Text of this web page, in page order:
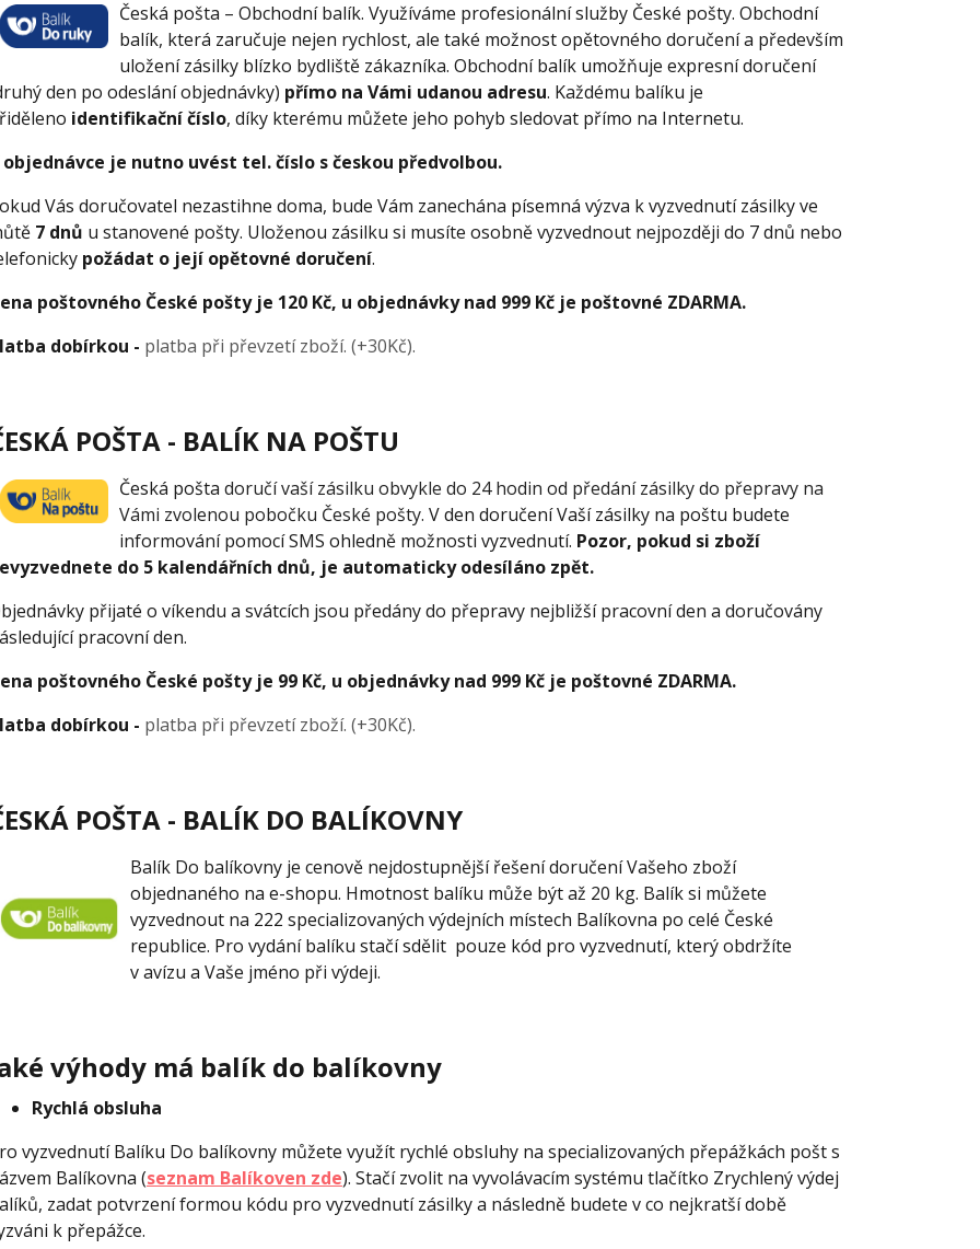
Česká pošta – Obchodní balík. Využíváme profesionální služby České pošty. Obchodní
balík, která zaručuje nejen rychlost, ale také možnost opětovného doručení a především
uložení zásilky blízko bydliště zákazníka. Obchodní balík umožňuje expresní doručení
den po odeslání objednávky) přímo na Vámi udanou adresu. Každému balíku je
identifikační číslo, díky kterému můžete jeho pohyb sledovat přímo na Internetu.
objednávce je nutno uvést tel. číslo s českou předvolbou.
Vás doručovatel nezastihne doma, bude Vám zanechána písemná výzva k vyzvednutí zásilky ve
7 dnů u stanovené pošty. Uloženou zásilku si musíte osobně vyzvednout nejpozději do 7 dnů nebo
požádat o její opětovné doručení.
poštovného České pošty je 120 Kč, u objednávky nad 999 Kč je poštovné ZDARMA.
dobírkou - platba při převzetí zboží. (+30Kč).
POŠTA - BALÍK NA POŠTU
Česká pošta doručí vaší zásilku obvykle do 24 hodin od předání zásilky do přepravy na
Vámi zvolenou pobočku České pošty. V den doručení Vaší zásilky na poštu budete
informování pomocí SMS ohledně možnosti vyzvednutí. Pozor, pokud si zboží
do 5 kalendářních dnů, je automaticky odesíláno zpět.
přijaté o víkendu a svátcích jsou předány do přepravy nejbližší pracovní den a doručovány
pracovní den.
poštovného České pošty je 99 Kč, u objednávky nad 999 Kč je poštovné ZDARMA.
dobírkou - platba při převzetí zboží. (+30Kč).
POŠTA - BALÍK DO BALÍKOVNY
Balík Do balíkovny je cenově nejdostupnější řešení doručení Vašeho zboží
objednaného na e-shopu. Hmotnost balíku může být až 20 kg. Balík si můžete
vyzvednout na 222 specializovaných výdejních místech Balíkovna po celé České
republice. Pro vydání balíku stačí sdělit pouze kód pro vyzvednutí, který obdržíte
v avízu a Vaše jméno při výdeji.
výhody má balík do balíkovny
Rychlá obsluha
vyzvednutí Balíku Do balíkovny můžete využít rychlé obsluhy na specializovaných přepážkách pošt s
Balíkovna (seznam Balíkoven zde). Stačí zvolit na vyvolávacím systému tlačítko Zrychlený výdej
zadat potvrzení formou kódu pro vyzvednutí zásilky a následně budete v co nejkratší době
k přepážce.